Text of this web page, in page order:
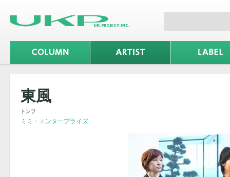
東風
トンフ
ミミ・エンタープライズ